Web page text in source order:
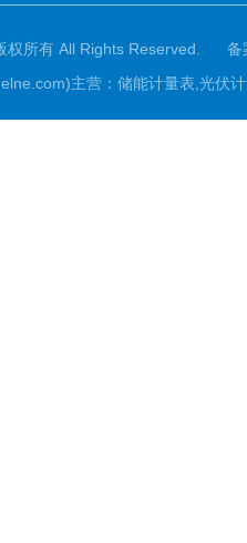
所有 All Rights Reserved.
备
主营：储能计量表,光伏